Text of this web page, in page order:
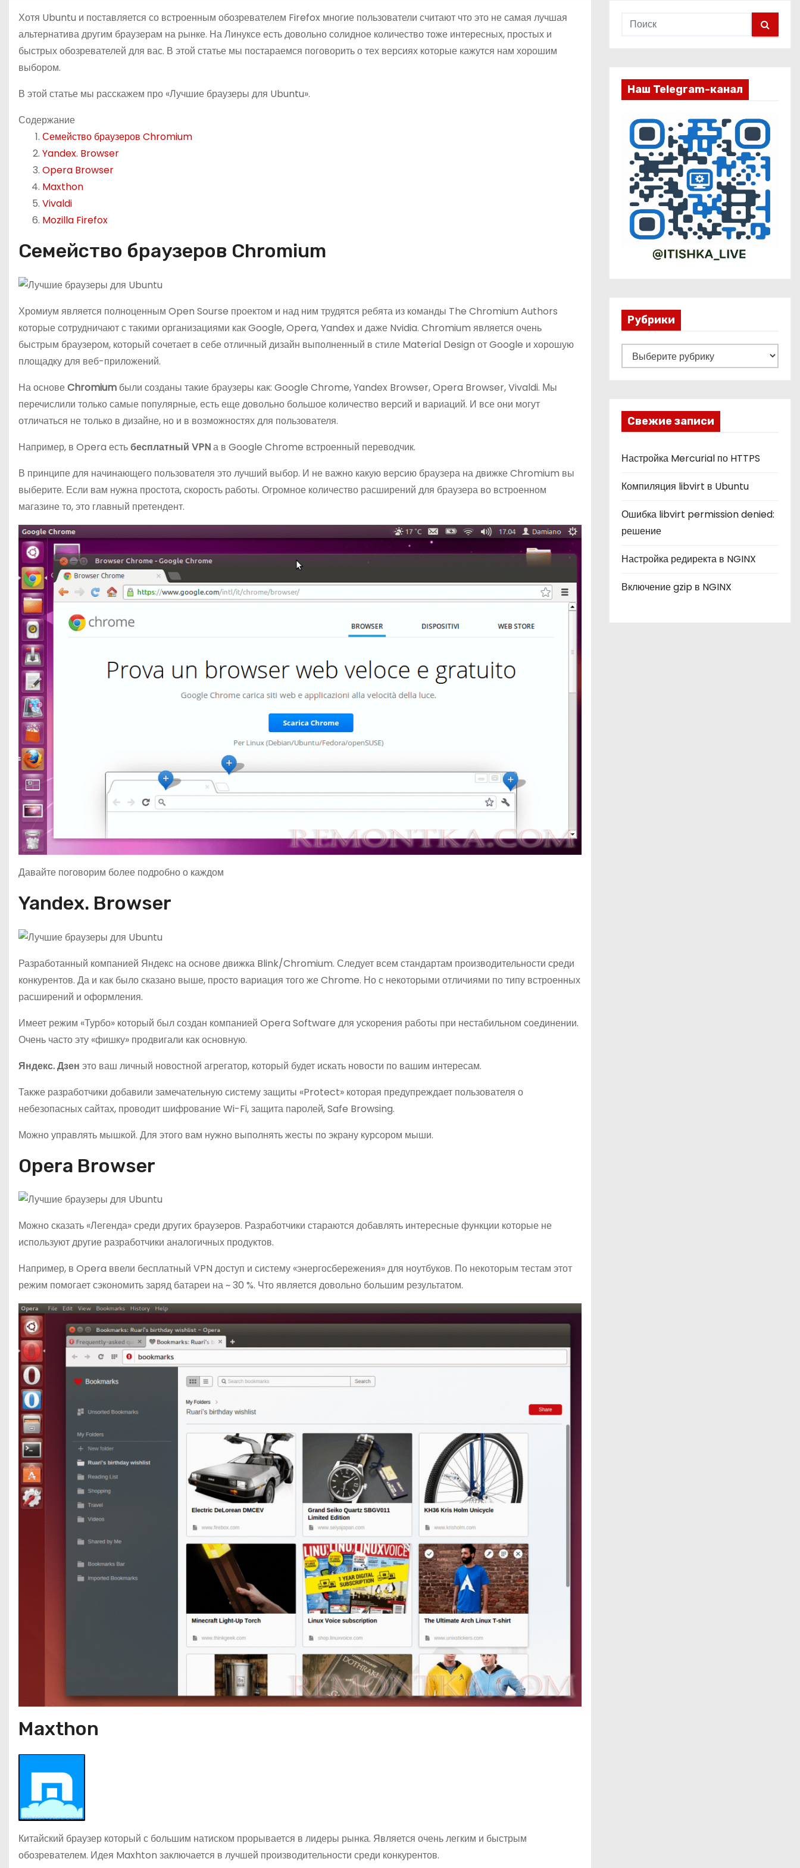
Хотя Ubuntu и поставляется со встроенным обозревателем Firefox многие пользователи считают что это не самая лучшая
альтернатива другим браузерам на рынке. На Линуксе есть довольно солидное количество тоже интересных, простых и
быстрых обозревателей для вас. В этой статье мы постараемся поговорить о тех версиях которые кажутся нам хорошим
выбором.
В этой статье мы расскажем про «Лучшие браузеры для Ubuntu».
Содержание
Семейство браузеров Chromium
Yandex. Browser
Opera Browser
Maxthon
Vivaldi
Mozilla Firefox
Семейство браузеров Chromium
Хромиум является полноценным Open Sourse проектом и над ним трудятся ребята из команды The Chromium Authors
которые сотрудничают с такими организациями как Google, Opera, Yandex и даже Nvidia. Chromium является очень
быстрым браузером, который сочетает в себе отличный дизайн выполненный в стиле Material Design от Google и хорошую
площадку для веб-приложений.
На основеChromium были созданы такие браузеры как: Google Chrome, Yandex Browser, Opera Browser, Vivaldi. Мы
перечислили только самые популярные, есть еще довольно большое количество версий и вариаций. И все они могут
отличаться не только в дизайне, но и в возможностях для пользователя.
Например, в Opera естьбесплатный VPNа в Google Chrome встроенный переводчик.
В принципе для начинающего пользователя это лучший выбор. И не важно какую версию браузера на движке Chromium вы
выберите. Если вам нужна простота, скорость работы. Огромное количество расширений для браузера во встроенном
магазине то, это главный претендент.
Давайте поговорим более подробно о каждом
Yandex. Browser
Разработанный компанией Яндекс на основе движка Blink/Chromium. Следует всем стандартам производительности среди
конкурентов. Да и как было сказано выше, просто вариация того же Chrome. Но с некоторыми отличиями по типу встроенных
расширений и оформления.
Имеет режим «Турбо» который был создан компанией Opera Software для ускорения работы при нестабильном соединении.
Очень часто эту «фишку» продвигали как основную.
Яндекс. Дзен это ваш личный новостной агрегатор, который будет искать новости по вашим интересам.
Также разработчики добавили замечательную систему защиты «Protect» которая предупреждает пользователя о
небезопасных сайтах, проводит шифрование Wi-Fi, защита паролей, Safe Browsing.
Можно управлять мышкой. Для этого вам нужно выполнять жесты по экрану курсором мыши.
Opera Browser
Можно сказать «Легенда» среди других браузеров. Разработчики стараются добавлять интересные функции которые не
используют другие разработчики аналогичных продуктов.
Например, в Opera ввели бесплатный VPN доступ и систему «энергосбережения» для ноутбуков. По некоторым тестам этот
режим помогает сэкономить заряд батареи на ~ 30 %. Что является довольно большим результатом.
Maxthon
Китайский браузер который с большим натиском прорывается в лидеры рынка. Является очень легким и быстрым
обозревателем. Идея Maxhton заключается в лучшей производительности среди конкурентов.
Наш Telegram-канал
Рубрики
у
к
и
Свежие записи
Настройка Mercurial по HTTPS
Компиляция libvirt в Ubuntu
Ошибка libvirt permission denied:
решение
Настройка редиректа в NGINX
Включение gzip в NGINX